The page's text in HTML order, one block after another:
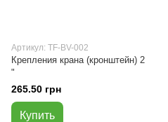
Артикул: TF-BV-002
Крепления крана (кронштейн) 2
"
265.50 грн
Купить